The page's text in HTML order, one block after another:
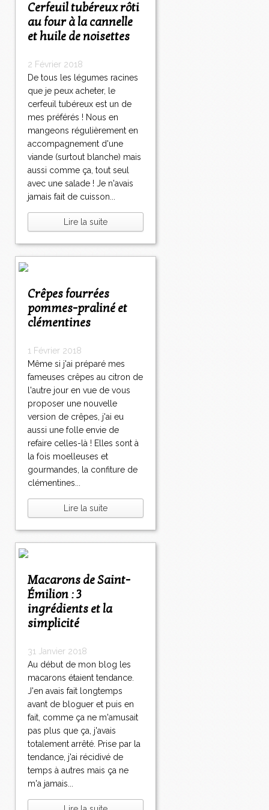
Cerfeuil tubéreux rôti
au four à la cannelle
et huile de noisettes
2 Février 2018
De tous les légumes racines
que je peux acheter, le
cerfeuil tubéreux est un de
mes préférés ! Nous en
mangeons régulièrement en
accompagnement d'une
viande (surtout blanche) mais
aussi comme ça, tout seul
avec une salade ! Je n'avais
jamais fait de cuisson...
Lire la suite
Crêpes fourrées
pommes-praliné et
clémentines
1 Février 2018
Même si j'ai préparé mes
fameuses crêpes au citron de
l'autre jour en vue de vous
proposer une nouvelle
version de crêpes, j'ai eu
aussi une folle envie de
refaire celles-là ! Elles sont à
la fois moelleuses et
gourmandes, la confiture de
clémentines...
Lire la suite
Macarons de Saint-
Émilion : 3
ingrédients et la
simplicité
31 Janvier 2018
Au début de mon blog les
macarons étaient tendance.
J'en avais fait longtemps
avant de bloguer et puis en
fait, comme ça ne m'amusait
pas plus que ça, j'avais
totalement arrêté. Prise par la
tendance, j'ai récidivé de
temps à autres mais ça ne
m'a jamais...